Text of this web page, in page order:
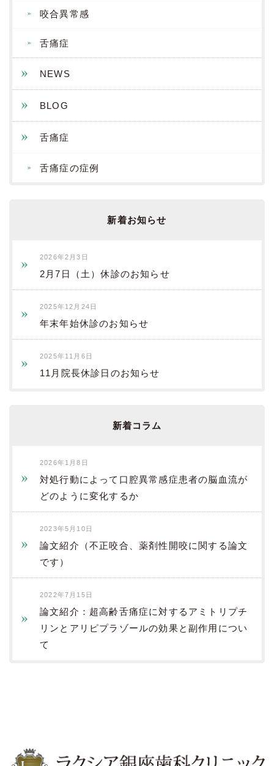
咬合異常感
舌痛症
NEWS
BLOG
舌痛症
舌痛症の症例
新着お知らせ
2026年2月3日
2月7日（土）休診のお知らせ
2025年12月24日
年末年始休診のお知らせ
2025年11月6日
11月院長休診日のお知らせ
新着コラム
2026年1月8日
対処行動によって口腔異常感症患者の脳血流が
どのように変化するか
2023年5月10日
論文紹介（不正咬合、薬剤性開咬に関する論文
です）
2022年7月15日
論文紹介：超高齢舌痛症に対するアミトリプチ
リンとアリピプラゾールの効果と副作用につい
て